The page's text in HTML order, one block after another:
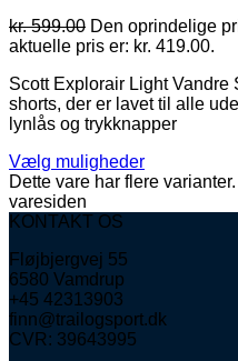
kr.599.00 Den oprindelige
aktuelle pris er: kr. 419.00.
Scott Explorair Light Vandre
shorts, der er lavet til alle
lynlås og trykknapper
Vælg muligheder
Dette vare har flere
varesiden
KONTAKT OS
Fløjbjergvej 55
6580 Vamdrup
+45 42313903
finn@trailogsport.dk
CVR: 39643995